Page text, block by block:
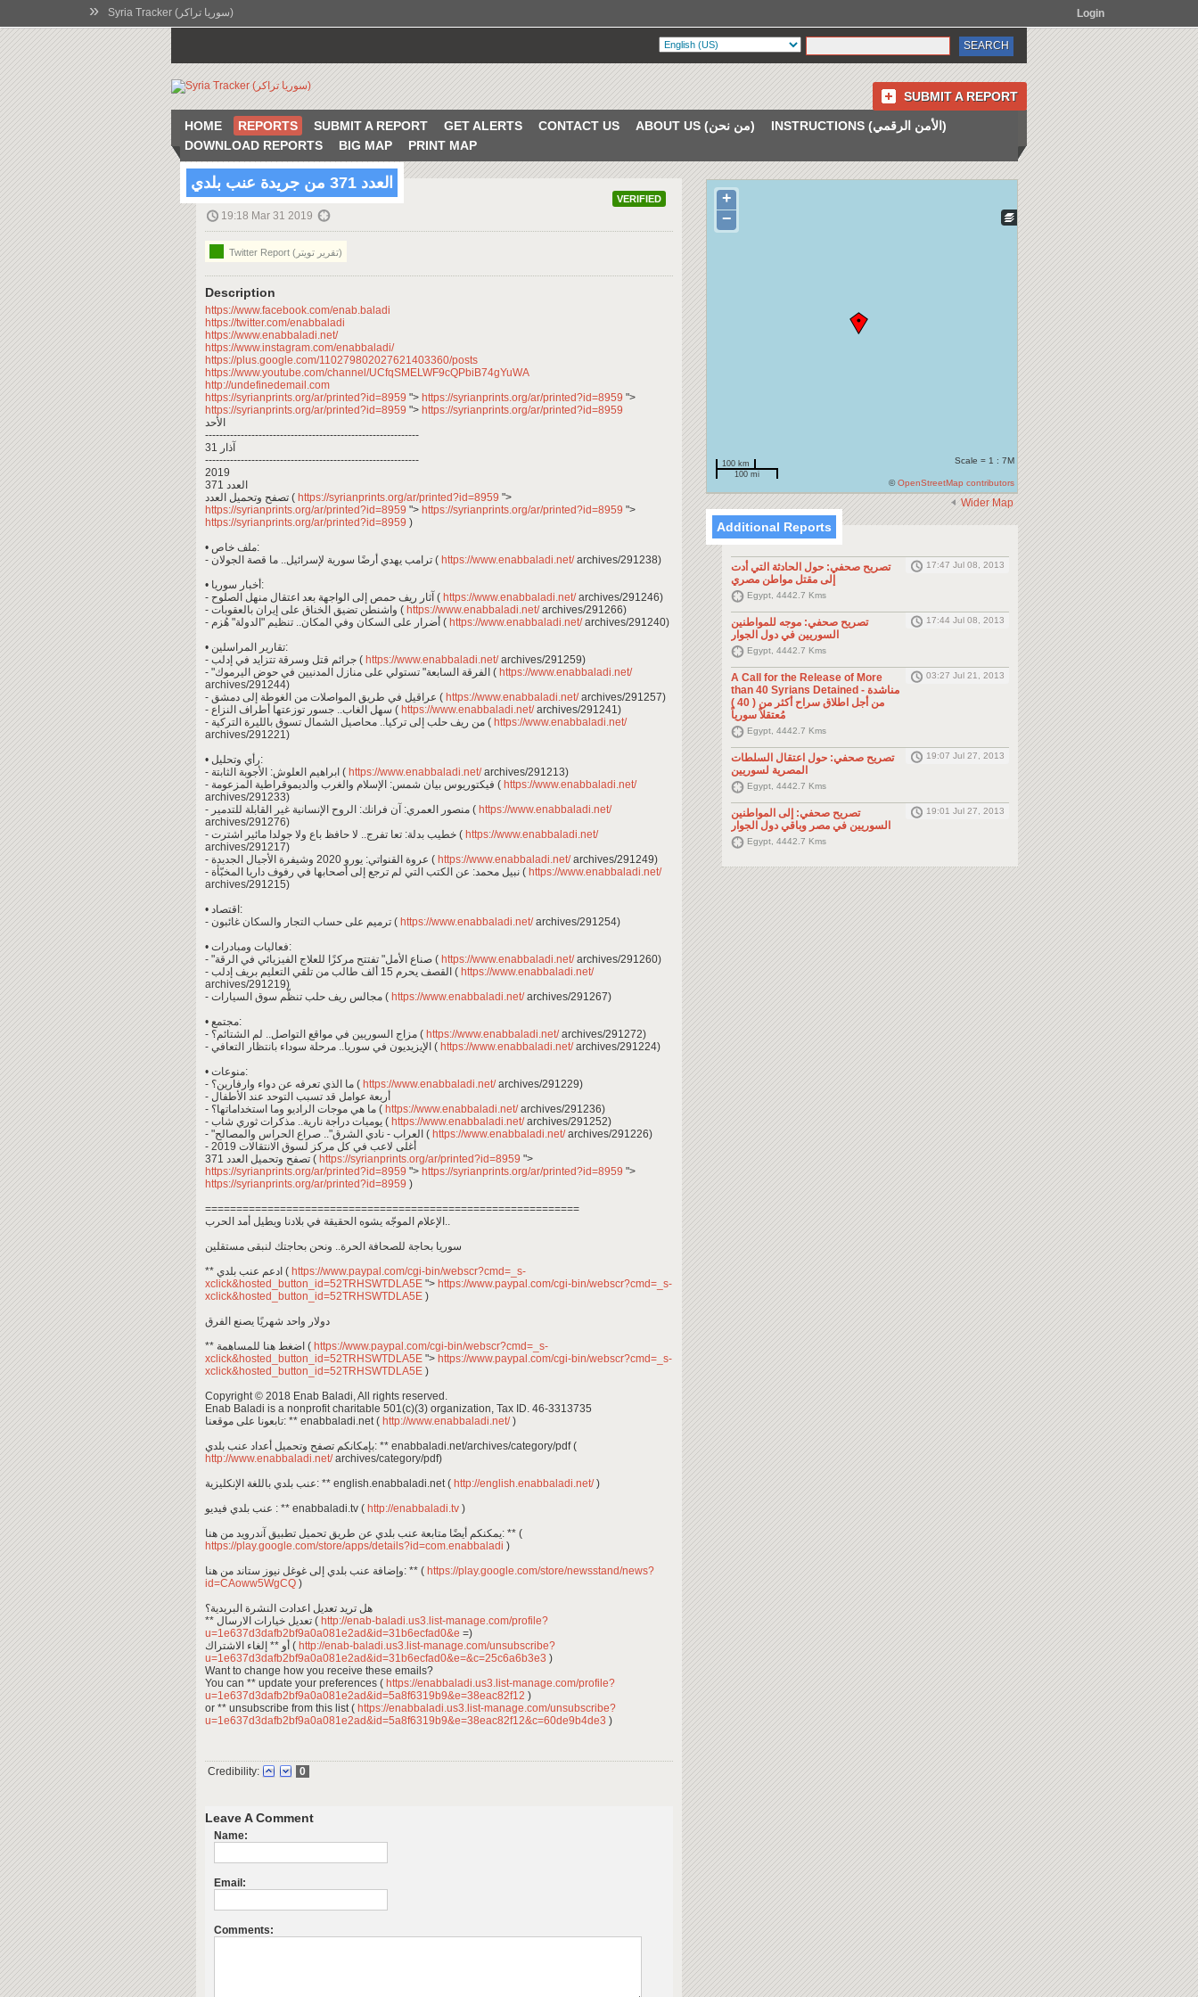
» Syria Tracker (سوريا تراكر) Login
SUBMIT A REPORT
HOME REPORTS SUBMIT A REPORT GET ALERTS CONTACT US ABOUT US (من نحن)
INSTRUCTIONS (الأمن الرقمي)
DOWNLOAD REPORTS
BIG MAP PRINT MAP
VERIFIED
العدد 371 من جريدة عنب بلدي
19:18 Mar 31 2019
Twitter Report (تقرير تويتر)
Description
https://www.facebook.com/enab.baladi
https://twitter.com/enabbaladi
https://www.enabbaladi.net/
https://www.instagram.com/enabbaladi/
https://plus.google.com/110279802027621403360/posts
https://www.youtube.com/channel/UCfqSMELWF9cQPbiB74gYuWA
http://undefinedemail.com
https://syrianprints.org/ar/printed?id=8959 "> https://syrianprints.org/ar/printed?id=8959 ">
https://syrianprints.org/ar/printed?id=8959 "> https://syrianprints.org/ar/printed?id=8959
الأحد
------------------------------------------------------------
31 آذار
------------------------------------------------------------
2019
العدد 371
تصفح وتحميل العدد ( https://syrianprints.org/ar/printed?id=8959 ">
https://syrianprints.org/ar/printed?id=8959 "> https://syrianprints.org/ar/printed?id=8959 ">
https://syrianprints.org/ar/printed?id=8959 )
• ملف خاص:
- ترامب يهدي أرضًا سورية لإسرائيل.. ما قصة الجولان ( https://www.enabbaladi.net/archives/291238)
• أخبار سوريا:
- آثار ريف حمص إلى الواجهة بعد اعتقال منهل الصلوح ( https://www.enabbaladi.net/archives/291246)
- واشنطن تضيق الخناق على إيران بالعقوبات ( https://www.enabbaladi.net/archives/291266)
- أضرار على السكان وفي المكان.. تنظيم "الدولة" هُزم ( https://www.enabbaladi.net/archives/291240)
• تقارير المراسلين:
- جرائم قتل وسرقة تتزايد في إدلب ( https://www.enabbaladi.net/archives/291259)
- "الفرقة السابعة" تستولي على منازل المدنيين في حوض اليرموك ( https://www.enabbaladi.net/
archives/291244)
- عراقيل في طريق المواصلات من الغوطة إلى دمشق ( https://www.enabbaladi.net/archives/291257)
- سهل الغاب.. جسور توزعتها أطراف النزاع ( https://www.enabbaladi.net/archives/291241)
- من ريف حلب إلى تركيا.. محاصيل الشمال تسوق بالليرة التركية ( https://www.enabbaladi.net/
archives/291221)
• رأي وتحليل:
- ابراهيم العلوش: الأجوبة الثابتة ( https://www.enabbaladi.net/archives/291213)
- فيكتوريوس بيان شمس: الإسلام والغرب والديموقراطية المزعومة ( https://www.enabbaladi.net/
archives/291233)
- منصور العمري: آن فرانك: الروح الإنسانية غير القابلة للتدمير ( https://www.enabbaladi.net/
archives/291276)
- خطيب بدلة: تعا تفرج.. لا حافظ باع ولا جولدا مائير اشترت ( https://www.enabbaladi.net/
archives/291217)
- عروة القنواتي: يورو 2020 وشيفرة الأجيال الجديدة ( https://www.enabbaladi.net/archives/291249)
- نبيل محمد: عن الكتب التي لم ترجع إلى أصحابها في رفوف داريا المخبّأة ( https://www.enabbaladi.net/
archives/291215)
• اقتصاد:
- ترميم على حساب التجار والسكان غائبون ( https://www.enabbaladi.net/archives/291254)
• فعاليات ومبادرات:
- "صناع الأمل" تفتتح مركزًا للعلاج الفيزيائي في الرقة ( https://www.enabbaladi.net/archives/291260)
- القصف يحرم 15 ألف طالب من تلقي التعليم بريف إدلب ( https://www.enabbaladi.net/
archives/291219)
- مجالس ريف حلب تنظّم سوق السيارات ( https://www.enabbaladi.net/archives/291267)
• مجتمع:
- مزاج السوريين في مواقع التواصل.. لم الشتائم؟ ( https://www.enabbaladi.net/archives/291272)
- الإيزيديون في سوريا.. مرحلة سوداء بانتظار التعافي ( https://www.enabbaladi.net/archives/291224)
• منوعات:
- ما الذي تعرفه عن دواء وارفارين؟ ( https://www.enabbaladi.net/archives/291229)
- أربعة عوامل قد تسبب التوحد عند الأطفال
- ما هي موجات الراديو وما استخداماتها؟ ( https://www.enabbaladi.net/archives/291236)
- يوميات دراجة نارية.. مذكرات ثوري شاب ( https://www.enabbaladi.net/archives/291252)
- "العراب - نادي الشرق".. صراع الحراس والمصالح ( https://www.enabbaladi.net/archives/291226)
- أغلى لاعب في كل مركز لسوق الانتقالات 2019
تصفح وتحميل العدد 371 ( https://syrianprints.org/ar/printed?id=8959 ">
https://syrianprints.org/ar/printed?id=8959 "> https://syrianprints.org/ar/printed?id=8959 ">
https://syrianprints.org/ar/printed?id=8959 )
============================================================
الإعلام الموجّه يشوه الحقيقة في بلادنا ويطيل أمد الحرب..
سوريا بحاجة للصحافة الحرة.. ونحن بحاجتك لنبقى مستقلين
** ادعم عنب بلدي ( https://www.paypal.com/cgi-bin/webscr?cmd=_s-
xclick&hosted_button_id=52TRHSWTDLA5E "> https://www.paypal.com/cgi-bin/webscr?cmd=_s-
xclick&hosted_button_id=52TRHSWTDLA5E )
دولار واحد شهريًا يصنع الفرق
** اضغط هنا للمساهمة ( https://www.paypal.com/cgi-bin/webscr?cmd=_s-
xclick&hosted_button_id=52TRHSWTDLA5E "> https://www.paypal.com/cgi-bin/webscr?cmd=_s-
xclick&hosted_button_id=52TRHSWTDLA5E )
Copyright © 2018 Enab Baladi, All rights reserved.
Enab Baladi is a nonprofit charitable 501(c)(3) organization, Tax ID. 46-3313735
تابعونا على موقعنا: ** enabbaladi.net ( http://www.enabbaladi.net/)
بإمكانكم تصفح وتحميل أعداد عنب بلدي: ** enabbaladi.net/archives/category/pdf (
http://www.enabbaladi.net/archives/category/pdf)
عنب بلدي باللغة الإنكليزية: ** english.enabbaladi.net ( http://english.enabbaladi.net/)
عنب بلدي فيديو : ** enabbaladi.tv ( http://enabbaladi.tv )
يمكنكم أيضًا متابعة عنب بلدي عن طريق تحميل تطبيق آندرويد من هنا: ** (
https://play.google.com/store/apps/details?id=com.enabbaladi )
وإضافة عنب بلدي إلى غوغل نيوز ستاند من هنا: ** ( https://play.google.com/store/newsstand/news?
id=CAoww5WgCQ )
هل تريد تعديل اعدادت النشرة البريدية؟
** تعديل خيارات الارسال ( http://enab-baladi.us3.list-manage.com/profile?
u=1e637d3dafb2bf9a0a081e2ad&id=31b6ecfad0&e =)
أو ** إلغاء الاشتراك ( http://enab-baladi.us3.list-manage.com/unsubscribe?
u=1e637d3dafb2bf9a0a081e2ad&id=31b6ecfad0&e=&c=25c6a6b3e3 )
Want to change how you receive these emails?
You can ** update your preferences ( https://enabbaladi.us3.list-manage.com/profile?
u=1e637d3dafb2bf9a0a081e2ad&id=5a8f6319b9&e=38eac82f12 )
or ** unsubscribe from this list ( https://enabbaladi.us3.list-manage.com/unsubscribe?
u=1e637d3dafb2bf9a0a081e2ad&id=5a8f6319b9&e=38eac82f12&c=60de9b4de3 )
Credibility: 0
Leave A Comment
Name:
Email:
Comments:
+
−
100 km
100 mi
Scale = 1 : 7M
©OpenStreetMap contributors
Wider Map
Additional Reports
تصريح صحفي: حول الحادثة التي أدت
إلى مقتل مواطن مصري
17:47 Jul 08, 2013
Egypt, 4442.7 Kms
تصريح صحفي: موجه للمواطنين
السوريين في دول الجوار
17:44 Jul 08, 2013
Egypt, 4442.7 Kms
A Call for the Release of More
than 40 Syrians Detained - مناشدة
من أجل اطلاق سراح أكثر من ( 40 )
مُعتقلاً سورياً
03:27 Jul 21, 2013
Egypt, 4442.7 Kms
تصريح صحفي: حول اعتقال السلطات
المصرية لسوريين
19:07 Jul 27, 2013
Egypt, 4442.7 Kms
تصريح صحفي: إلى المواطنين
السوريين في مصر وباقي دول الجوار
19:01 Jul 27, 2013
Egypt, 4442.7 Kms